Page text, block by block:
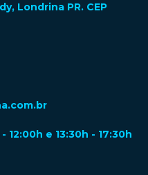
Londrina PR. CEP
12:00h e 13:30h - 17:30h